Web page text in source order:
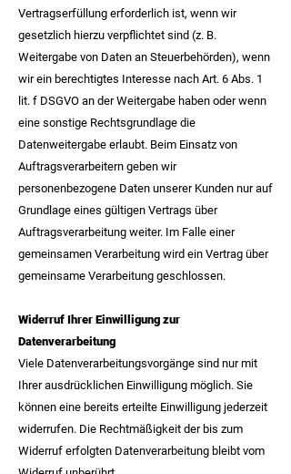
Vertragserfüllung erforderlich ist, wenn wir
gesetzlich hierzu verpflichtet sind (z. B.
Weitergabe von Daten an Steuerbehörden), wenn
wir ein berechtigtes Interesse nach Art. 6 Abs. 1
lit. f DSGVO an der Weitergabe haben oder wenn
eine sonstige Rechtsgrundlage die
Datenweitergabe erlaubt. Beim Einsatz von
Auftragsverarbeitern geben wir
personenbezogene Daten unserer Kunden nur auf
Grundlage eines gültigen Vertrags über
Auftragsverarbeitung weiter. Im Falle einer
gemeinsamen Verarbeitung wird ein Vertrag über
gemeinsame Verarbeitung geschlossen.
Widerruf Ihrer Einwilligung zur
Datenverarbeitung
Viele Datenverarbeitungsvorgänge sind nur mit
Ihrer ausdrücklichen Einwilligung möglich. Sie
können eine bereits erteilte Einwilligung jederzeit
widerrufen. Die Rechtmäßigkeit der bis zum
Widerruf erfolgten Datenverarbeitung bleibt vom